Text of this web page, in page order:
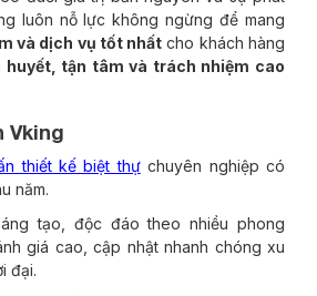
luôn nỗ lực không ngừng để mang
và dịch vụ tốt nhất cho khách hàng
huyết, tận tâm và trách nhiệm cao
Vking
thiết kế biệt thựchuyên nghiệp có
năm.
tạo, độc đáo theo nhiều phong
giá cao, cập nhật nhanh chóng xu
đại.